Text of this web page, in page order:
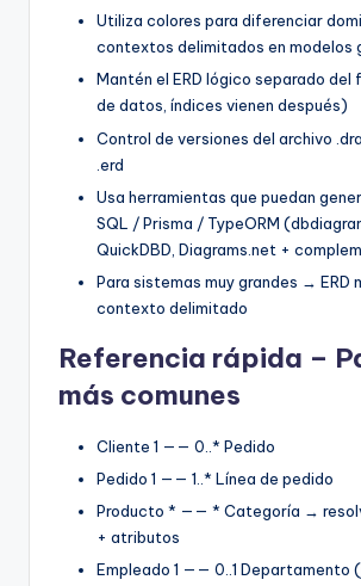
Utiliza colores para diferenciar
contextos delimitados en modelos
Mantén el ERD lógico separado
de datos, índices vienen después)
Control de versiones del archivo
.erd
Usa herramientas que puedan
SQL / Prisma / TypeORM
QuickDBD, Diagrams.net +
Para sistemas muy grandes → ERD
contexto delimitado
Referencia rápida –
más comunes
Cliente 1 —— 0..* Pedido
Pedido 1 —— 1..* Línea de pedido
Producto * —— * Categoría →
+ atributos
Empleado 1 —— 0..1 Departamento